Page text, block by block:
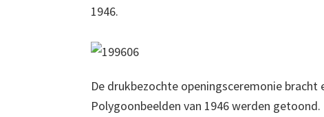
1946.
De drukbezochte openingsceremonie
Polygoonbeelden van 1946 werden getoond.